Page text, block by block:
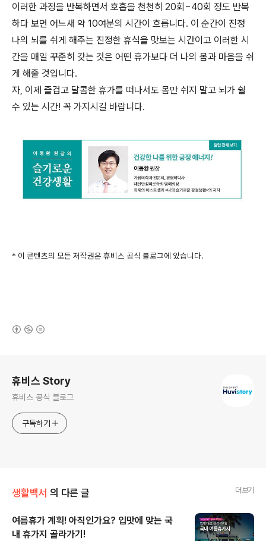
이러한 과정을 반복하면서 호흡을 천천히 20회~40회 정도 반복
하다 보면 어느새 약 10여분의 시간이 흐릅니다. 이 순간이 진정
나의 뇌를 쉬게 해주는 진정한 휴식을 맛보는 시간이고 이러한 시
간을 매일 꾸준히 갖는 것은 어떤 휴가보다 더 나의 몸과 마음을 쉬
게 해줄 것입니다.
자, 이제 즐겁고 달콤한 휴가를 떠나서도 몸만 쉬지 말고 뇌가 쉴
수 있는 시간! 꼭 가지시길 바랍니다.
* 이 콘텐츠의 모든 저작권은 휴비스 공식 블로그에 있습니다.
휴비스 Story
휴비스 공식 블로그
구독하기
생활백서 의 다른 글 더보기
여름휴가 계획! 아직인가요? 입맛에 맞는 국
내 휴가지 골라가기!